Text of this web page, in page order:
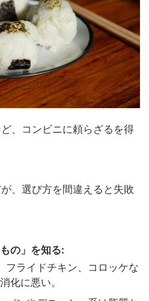
、コンビニに頼らざるを得
、選び方を間違えると失敗
の」を知る:
フライドチキン、コロッケな
化に悪い。